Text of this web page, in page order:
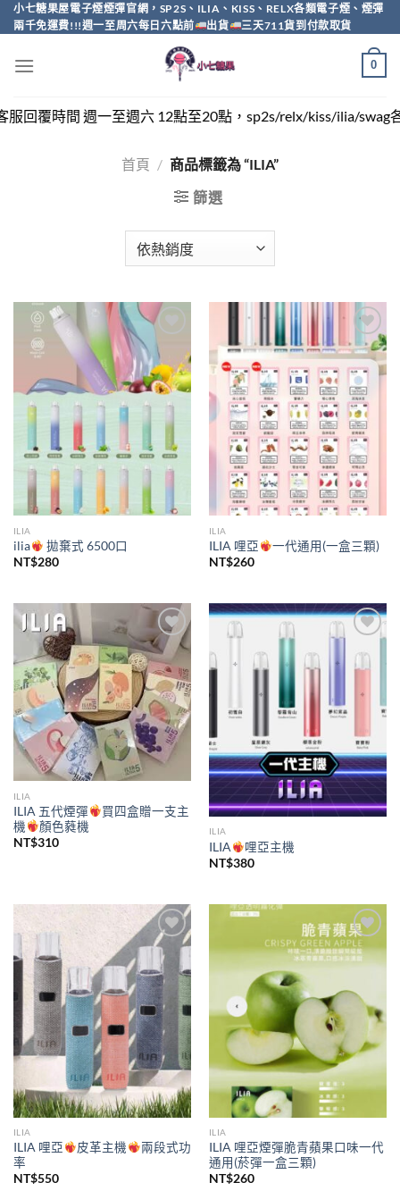
Skip
to
小七糖果屋電子煙煙彈官網，SP2S、ILIA、KISS、RELX各類電子煙、煙彈
兩千免運費!!!週一至周六每日六點前
出貨 三天711貨到付款取貨
0
時間 週一至週六 12點至20點，sp2s/relx/kiss/ilia/swag各類
首頁 / 商品標籤為 “ILIA”
篩選
Add to
wishlist
ILIA
ilia
拋棄式 6500口
NT$280
Add to
wishlist
ILIA
ILIA 哩亞
一代通用(一盒三顆)
NT$260
Add to
wishlist
ILIA
ILIA 五代煙彈
買四盒贈一支主
機
顏色蕤機
NT$310
wishlist
ILIA
ILIA
哩亞主機
NT$380
Add to
wishlist
ILIA
ILIA 哩亞 皮革主機
兩段式功
率
NT$550
Add to
wishlist
ILIA
ILIA 哩亞煙彈脆青蘋果口味一代
通用(菸彈一盒三顆)
NT$260